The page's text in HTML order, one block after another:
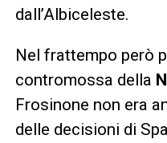
dall’Albiceleste.
Nel frattempo però
contromossa della
Frosinone non era
delle decisioni di